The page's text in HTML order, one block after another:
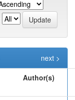
next >
Author(s)